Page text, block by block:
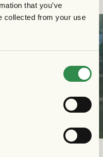
that you’ve
collected from your use